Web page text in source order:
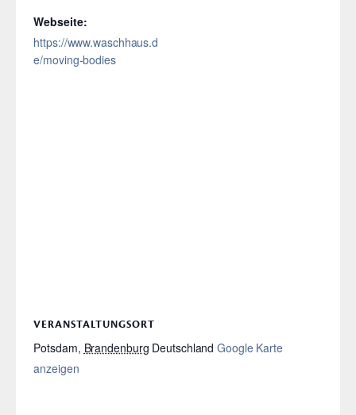
Webseite:
https://www.waschhaus.d
e/moving-bodies
VERANSTALTUNGSORT
Potsdam, Brandenburg Deutschland Google Karte
anzeigen